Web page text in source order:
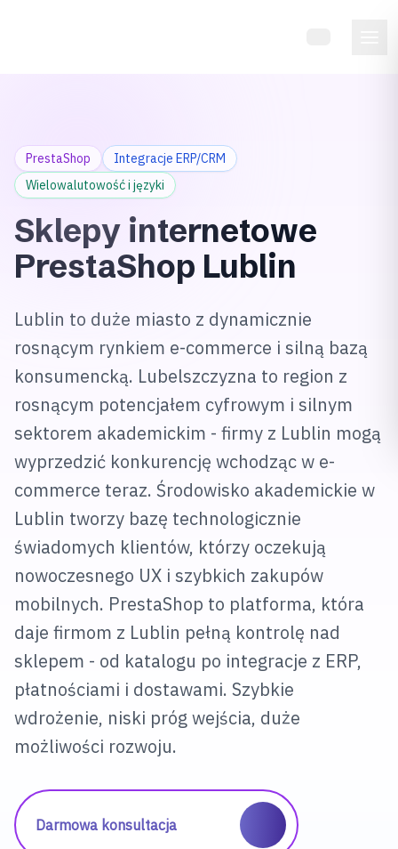
PrestaShop
Integracje ERP/CRM
Wielowalutowość i języki
Sklepy internetowe
PrestaShop Lublin
Lublin to duże miasto z dynamicznie
rosnącym rynkiem e-commerce i silną bazą
konsumencką. Lubelszczyzna to region z
rosnącym potencjałem cyfrowym i silnym
sektorem akademickim - firmy z Lublin mogą
wyprzedzić konkurencję wchodząc w e-
commerce teraz. Środowisko akademickie w
Lublin tworzy bazę technologicznie
świadomych klientów, którzy oczekują
nowoczesnego UX i szybkich zakupów
mobilnych. PrestaShop to platforma, która
daje firmom z Lublin pełną kontrolę nad
sklepem - od katalogu po integracje z ERP,
płatnościami i dostawami. Szybkie
wdrożenie, niski próg wejścia, duże
możliwości rozwoju.
Darmowa konsultacja